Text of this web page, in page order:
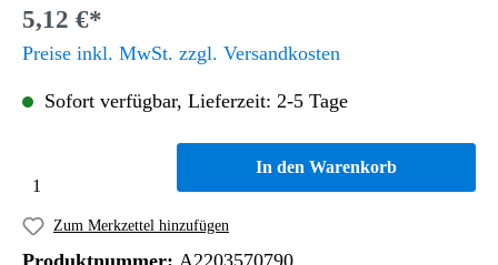
5,12 €*
Preise inkl. MwSt. zzgl. Versandkosten
Sofort verfügbar, Lieferzeit: 2-5 Tage
In den Warenkorb
Zum Merkzettel hinzufügen
Produktnummer: A2203570790